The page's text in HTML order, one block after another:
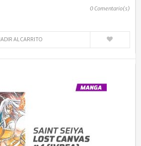
0Comentario(s)
AL CARRITO